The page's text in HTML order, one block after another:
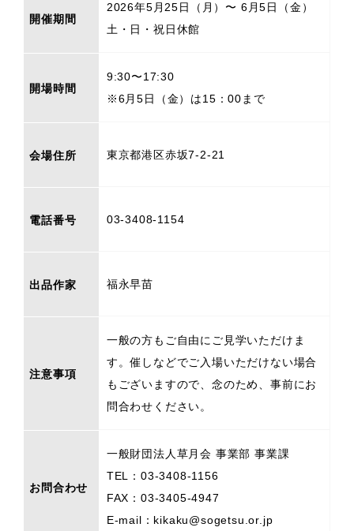
開催期間
2026年5月25日（月）〜 6月5日（金）
土・日・祝日休館
開場時間
9:30〜17:30
※6月5日（金）は15：00まで
会場住所 東京都港区赤坂7-2-21
電話番号 03-3408-1154
出品作家 福永早苗
注意事項
一般の方もご自由にご見学いただけま
す。催しなどでご入場いただけない場合
もございますので、念のため、事前にお
問合わせください。
お問合わせ
一般財団法人草月会 事業部 事業課
TEL：03-3408-1156
FAX：03-3405-4947
E-mail：kikaku@sogetsu.or.jp